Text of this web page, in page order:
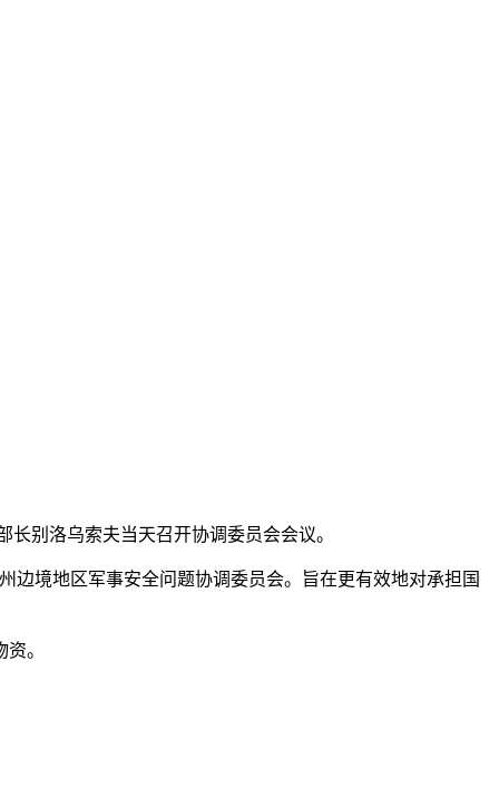
别洛乌索夫当天召开协调委员会会议。
境地区军事安全问题协调委员会。旨在更有效地对承担国
。